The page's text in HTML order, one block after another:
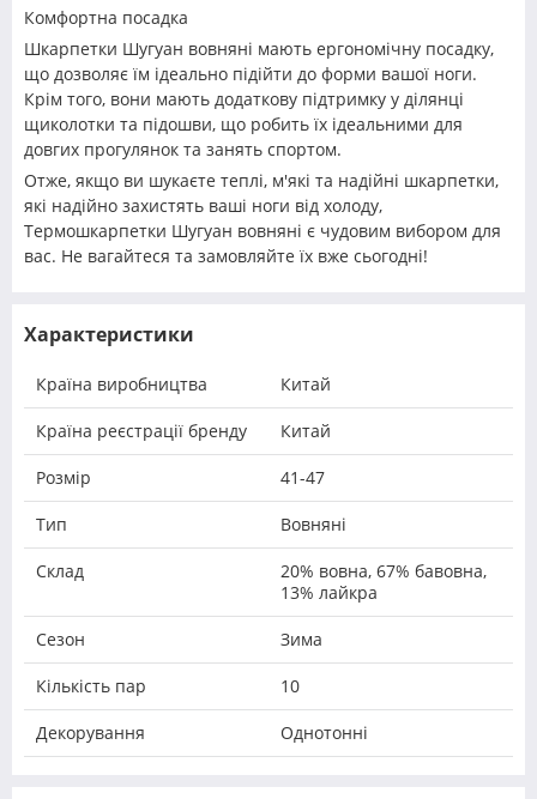
Комфортна посадка
Шкарпетки Шугуан вовняні мають ергономічну посадку,
що дозволяє їм ідеально підійти до форми вашої ноги.
Крім того, вони мають додаткову підтримку у ділянці
щиколотки та підошви, що робить їх ідеальними для
довгих прогулянок та занять спортом.
Отже, якщо ви шукаєте теплі, м'які та надійні шкарпетки,
які надійно захистять ваші ноги від холоду,
Термошкарпетки Шугуан вовняні є чудовим вибором для
вас. Не вагайтеся та замовляйте їх вже сьогодні!
Характеристики
Країна виробництва Китай
Країна реєстрації бренду Китай
Розмір 41-47
Тип Вовняні
Склад
20% вовна, 67% бавовна,
13% лайкра
Сезон Зима
Кількість пар 10
Декорування Однотонні